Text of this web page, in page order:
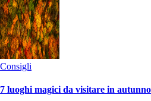
Consigli
7 luoghi magici da visitare in autunno